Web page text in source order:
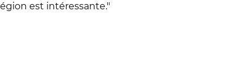
est intéressante."